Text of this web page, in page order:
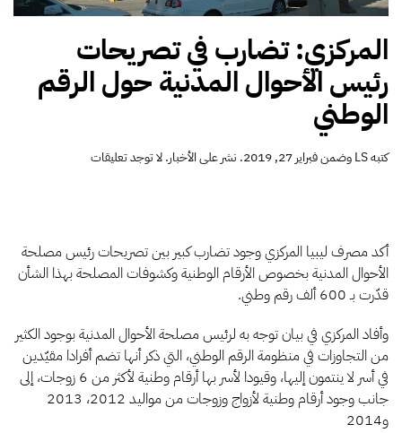
المركزي: تضارب في تصريحات
رئيس الأحوال المدنية حول الرقم
الوطني
كتبهLSوضمنفبراير 27, 2019 . نشر علىالأخبار.لا توجد تعليقاتعلى
الأحوال
المدنية
الوطني
أكد مصرف ليبيا المركزي وجود تضارب كبير بين تصريحات رئيس مصلحة
الأحوال المدنية بخصوص الأرقام الوطنية وكشوفات المصلحة بهذا الشأن
قدّرت بـ 600 ألف رقم وطني.
وأفاد المركزي في بيان توجه به لرئيس مصلحة الأحوال المدنية بوجود الكثير
من التجاوزات في منظومة الرقم الوطني، التي ذكر أنها تضم أفرادا مقيّدين
في أسر لا ينتمون إليها، وقيودا لأسر بها أرقام وطنية لأكثر من 6 زوجات، إلى
جانب وجود أرقام وطنية لأزواج وزوجات من مواليد 2012، 2013
و2014